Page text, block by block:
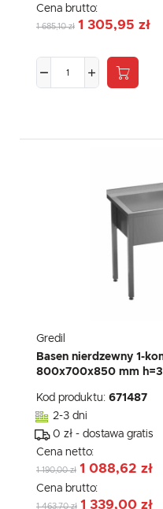
Cena brutto:
1 685,10 zł 1 305,95 zł
Gredil
Basen nierdzewny 1-
800x700x850 mm
Kod produktu: 671487
2-3 dni
0 zł - dostawa gratis
Cena netto:
1 190,00 zł 1 088,62 zł
Cena brutto:
1 463,70 zł 1 339,00 zł